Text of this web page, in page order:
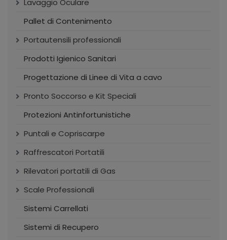
Lavaggio Oculare
Pallet di Contenimento
Portautensili professionali
Prodotti Igienico Sanitari
Progettazione di Linee di Vita a cavo
Pronto Soccorso e Kit Speciali
Protezioni Antinfortunistiche
Puntali e Copriscarpe
Raffrescatori Portatili
Rilevatori portatili di Gas
Scale Professionali
Sistemi Carrellati
Sistemi di Recupero